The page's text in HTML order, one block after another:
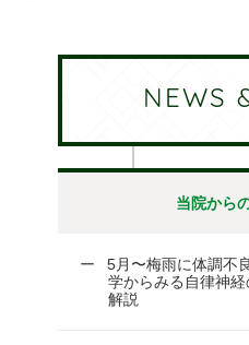
NEWS
当院から
5月〜梅雨に体調不
学からみる自律神
解説